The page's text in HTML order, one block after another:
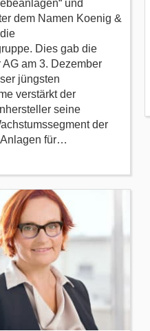
und
dem Namen Koenig &
Dies gab die
am 3. Dezember
jüngsten
verstärkt der
seine
der
für…